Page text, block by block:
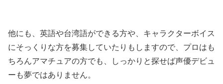
他にも、英語や台湾語ができる方や、キャラクターボイス
にそっくりな方を募集していたりもしますので、プロはも
ちろんアマチュアの方でも、しっかりと探せば声優デビュ
ーも夢ではありません。